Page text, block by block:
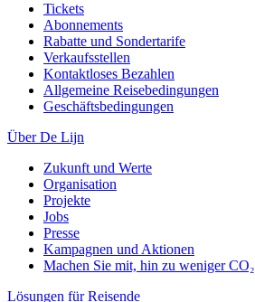
Tickets
Abonnements
Rabatte und Sondertarife
Verkaufsstellen
Kontaktloses Bezahlen
Allgemeine Reisebedingungen
Geschäftsbedingungen
Über De Lijn
Zukunft und Werte
Organisation
Projekte
Jobs
Presse
Kampagnen und Aktionen
Machen Sie mit, hin zu weniger CO₂
Lösungen für Reisende